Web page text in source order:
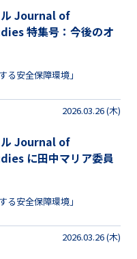
ル Journal of
特集号：今後のオ
る安全保障環境」
2026.03.26 (木)
ル Journal of
に田中マリア委員
る安全保障環境」
2026.03.26 (木)